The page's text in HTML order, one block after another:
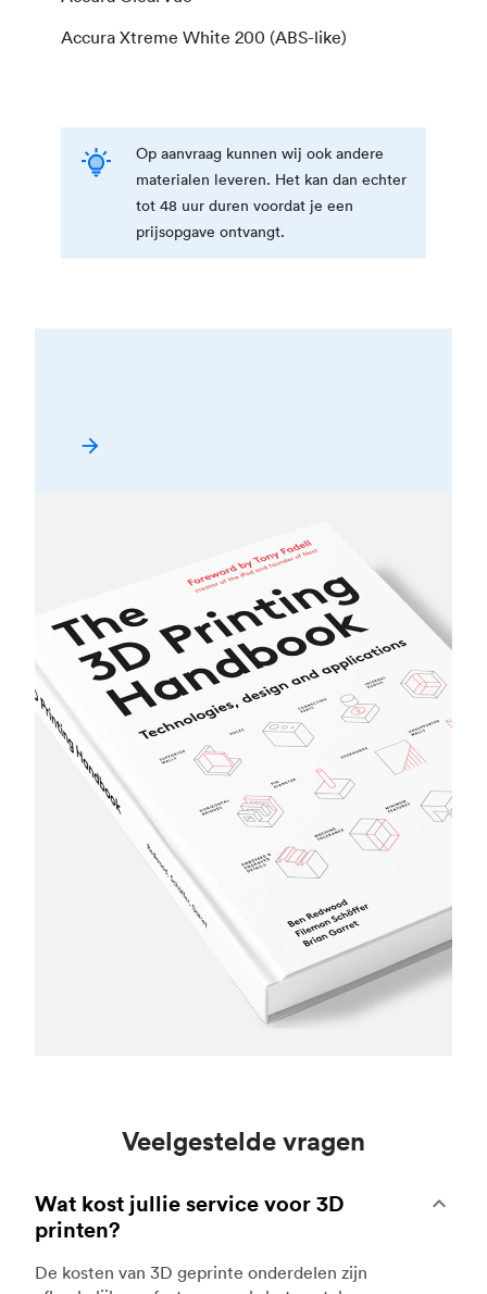
Accura Xtreme White 200 (ABS-like)
Op aanvraag kunnen wij ook andere
materialen leveren. Het kan dan echter
tot 48 uur duren voordat je een
prijsopgave ontvangt.
Veelgestelde vragen
Wat kost jullie service voor 3D
printen?
De kosten van 3D geprinte onderdelen zijn